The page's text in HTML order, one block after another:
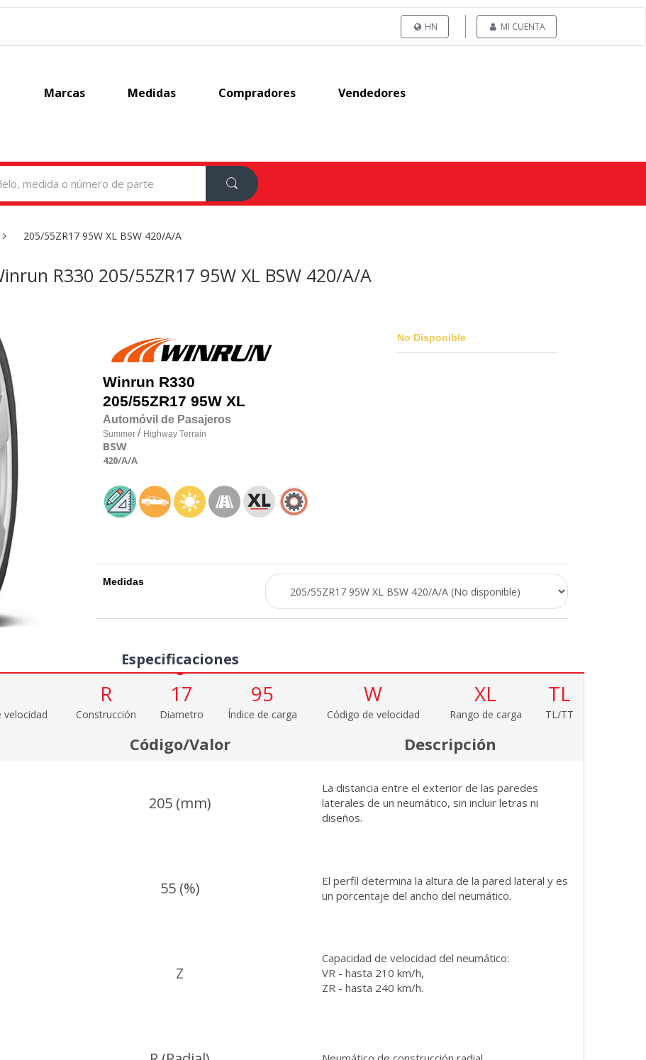
HN MI CUENTA
Marcas Medidas Compradores Vendedores
205/55ZR17 95W XL BSW 420/A/A
R330 205/55ZR17 95W XL BSW 420/A/A
Winrun R330
205/55ZR17 95W XL
Automóvil de Pasajeros
Summer / Highway Terrain
BSW
420/A/A
No Disponible
Medidas
Especificaciones
velocidad
R
Construcción
17
Diametro
95
Índice de carga
W
Código de velocidad
XL
Rango de carga
TL
TL/TT
Código/Valor Descripción
205 (mm)
La distancia entre el exterior de las paredes
laterales de un neumático, sin incluir letras ni
diseños.
55 (%)
El perfil determina la altura de la pared lateral y es
un porcentaje del ancho del neumático.
Z
Capacidad de velocidad del neumático:
VR - hasta 210 km/h,
ZR - hasta 240 km/h.